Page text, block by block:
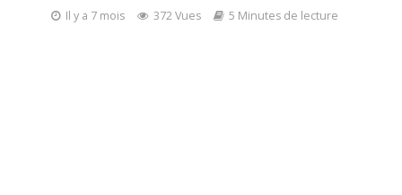
Il y a 7 mois 372 Vues 5 Minutes de lecture